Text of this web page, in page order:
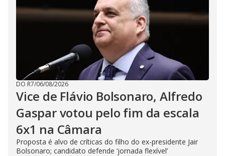
DO R7/06/08/2026
Vice de Flávio Bolsonaro, Alfredo
Gaspar votou pelo fim da escala
6x1 na Câmara
Proposta é alvo de críticas do filho do ex-presidente Jair
Bolsonaro; candidato defende ‘jornada flexível’